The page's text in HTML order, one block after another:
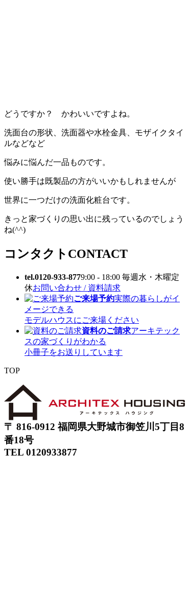
どうですか？ かわいいですよね。
洗面台の形状、洗面器や水栓金具、モザイクタイ
ルなどなど
悩みに悩んだ一品ものです。
使い勝手は既製品の方がいいかもしれませんが
世界に一つだけの洗面化粧台です。
きっと家づくりの思い出に残っているのでしょう
ね(^^)
コンタクト CONTACT
tel.0120-933-8779:00 - 18:00 毎週水・木曜定
休お問い合わせ / 資料請求
ご来場予約実際の暮らしがイ
メージできる
モデルハウスにご来場ください
資料のご請求アーキテック
スの家づくりがわかる
小冊子をお送りしています
TOP
〒 816-0912 福岡県大野城市御笠川5丁目8
番18号
TEL 0120933877